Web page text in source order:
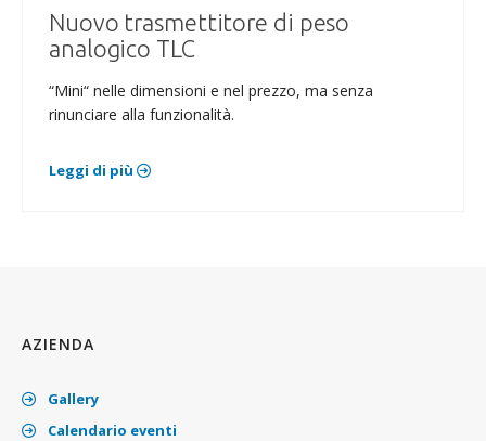
Nuovo trasmettitore di peso
analogico TLC
“Mini“ nelle dimensioni e nel prezzo, ma senza
rinunciare alla funzionalità.
Leggi di più
AZIENDA
Gallery
Calendario eventi